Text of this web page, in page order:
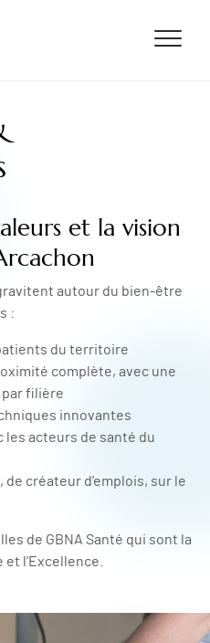
et la vision
autour du bien-être
:
du territoire
complète, avec une
filière
innovantes
les acteurs de santé du
créateur d’emplois, sur le
de GBNA Santé qui sont la
l’Excellence.